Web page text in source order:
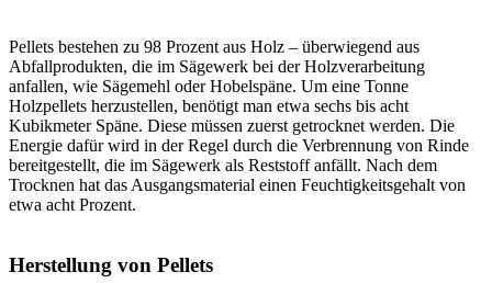
Pellets bestehen zu 98 Prozent aus Holz – überwiegend aus
Abfallprodukten, die im Sägewerk bei der Holzverarbeitung
anfallen, wie Sägemehl oder Hobelspäne. Um eine Tonne
Holzpellets herzustellen, benötigt man etwa sechs bis acht
Kubikmeter Späne. Diese müssen zuerst getrocknet werden. Die
Energie dafür wird in der Regel durch die Verbrennung von Rinde
bereitgestellt, die im Sägewerk als Reststoff anfällt. Nach dem
Trocknen hat das Ausgangsmaterial einen Feuchtigkeitsgehalt von
etwa acht Prozent.
Herstellung von Pellets